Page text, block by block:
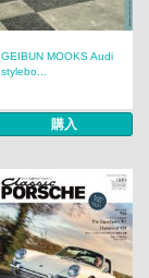
GEIBUN MOOKS Audi
stylebo...
購入